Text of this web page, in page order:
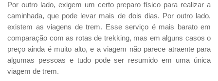
Por outro lado, exigem um certo preparo físico para realizar a
caminhada, que pode levar mais de dois dias. Por outro lado,
existem as viagens de trem. Esse serviço é mais barato em
comparação com as rotas de trekking, mas em alguns casos o
preço ainda é muito alto, e a viagem não parece atraente para
algumas pessoas e tudo pode ser resumido em uma única
viagem de trem.